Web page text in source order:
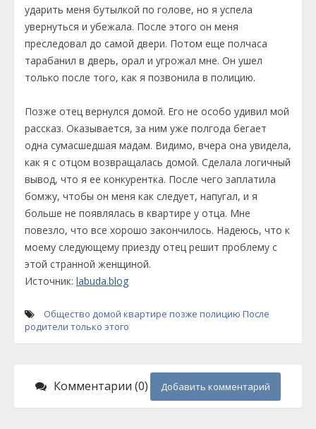
ударить меня бутылкой по голове, но я успела
увернуться и убежала. После этого он меня
преследовал до самой двери. Потом еще полчаса
тарабанил в дверь, орал и угрожал мне. Он ушел
только после того, как я позвонила в полицию.
Позже отец вернулся домой. Его не особо удивил мой
рассказ. Оказывается, за ним уже полгода бегает
одна сумасшедшая мадам. Видимо, вчера она увидела,
как я с отцом возвращалась домой. Сделала логичный
вывод, что я ее конкурентка. После чего заплатила
бомжу, чтобы он меня как следует, напугал, и я
больше не появлялась в квартире у отца. Мне
повезло, что все хорошо закончилось. Надеюсь, что к
моему следующему приезду отец решит проблему с
этой странной женщиной.
Источник: labuda.blog
Общество домой квартире позже полицию После
родители только этого
Комментарии (0) Добавить комментарий